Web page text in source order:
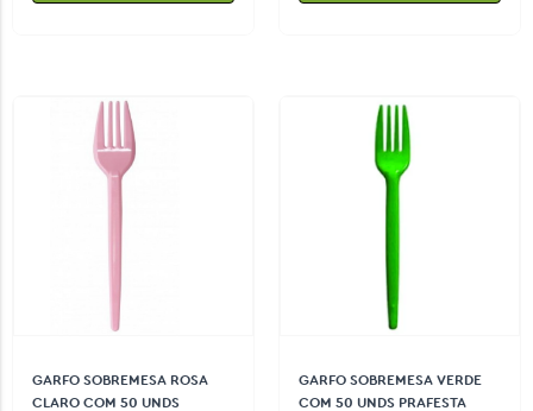
GARFO SOBREMESA ROSA
CLARO COM 50 UNDS
GARFO SOBREMESA VERDE
COM 50 UNDS PRAFESTA